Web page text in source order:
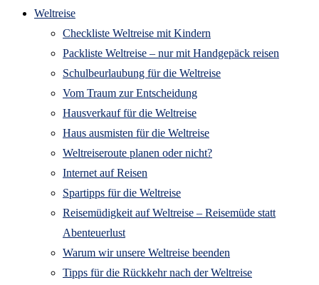
Weltreise
Checkliste Weltreise mit Kindern
Packliste Weltreise – nur mit Handgepäck reisen
Schulbeurlaubung für die Weltreise
Vom Traum zur Entscheidung
Hausverkauf für die Weltreise
Haus ausmisten für die Weltreise
Weltreiseroute planen oder nicht?
Internet auf Reisen
Spartipps für die Weltreise
Reisemüdigkeit auf Weltreise – Reisemüde statt
Abenteuerlust
Warum wir unsere Weltreise beenden
Tipps für die Rückkehr nach der Weltreise